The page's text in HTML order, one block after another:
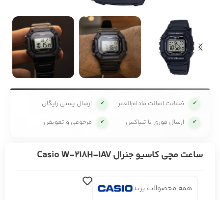
✔ ضمانت اصالت مادام‌العمر ✔ ارسال پستی رایگان
✔ ارسال فوری با تیپاکس ✔ مرجوعی و تعویض
ساعت مچی کاسیو جنرال Casio W-218H-1AV
همه محصولات برند